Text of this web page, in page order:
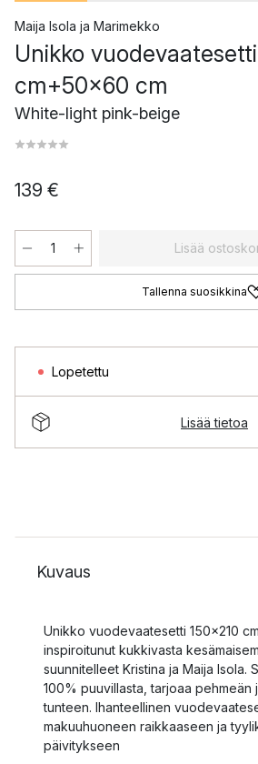
Maija Isola ja Marimekko
Unikko
cm+50x60 cm
White-light pink-beige
139 €
Lisää
Tallenna suosikkina
Lopetettu
Lisää tietoa
Kuvaus
Unikko vuodevaatesetti 150x210
inspiroitunut kukkivasta
suunnitelleet Kristina ja Maija Isola.
100% puuvillasta, tarjoaa pehmeän
tunteen. Ihanteellinen
makuuhuoneen raikkaaseen ja
päivitykseen